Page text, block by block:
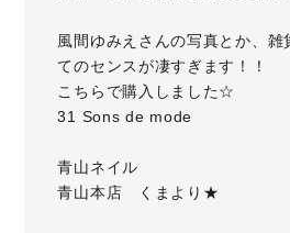
風間ゆみえさんの写真とか、
てのセンスが凄すぎます！！
こちら で購入しました☆
31 Sons de mode
青山ネイル
青山本店 くまより★